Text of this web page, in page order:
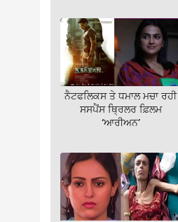
ਨੈਟਫਲਿਕਸ ਤੇ ਧਮਾਲ ਮਚਾ ਰਹੀ
ਸਸਪੈਂਸ ਥ੍ਰਿਲਰ ਫ਼ਿਲਮ
‘ਆਰੀਅਨ’